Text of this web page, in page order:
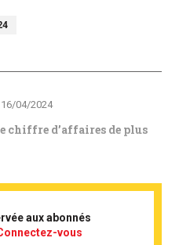
16/04/2024
chiffre d’affaires de plus
aux abonnés
vous